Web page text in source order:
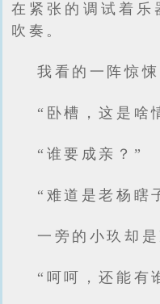
在紧张的调试着乐
吹奏。
我看的一阵惊
“卧槽，这是啥
“谁要成亲？”
“难道是老杨瞎
一旁的小玖却
“呵呵，还能有